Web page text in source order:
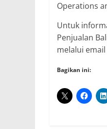
Operations
Untuk
Penjualan
melalui
Bagikan ini: